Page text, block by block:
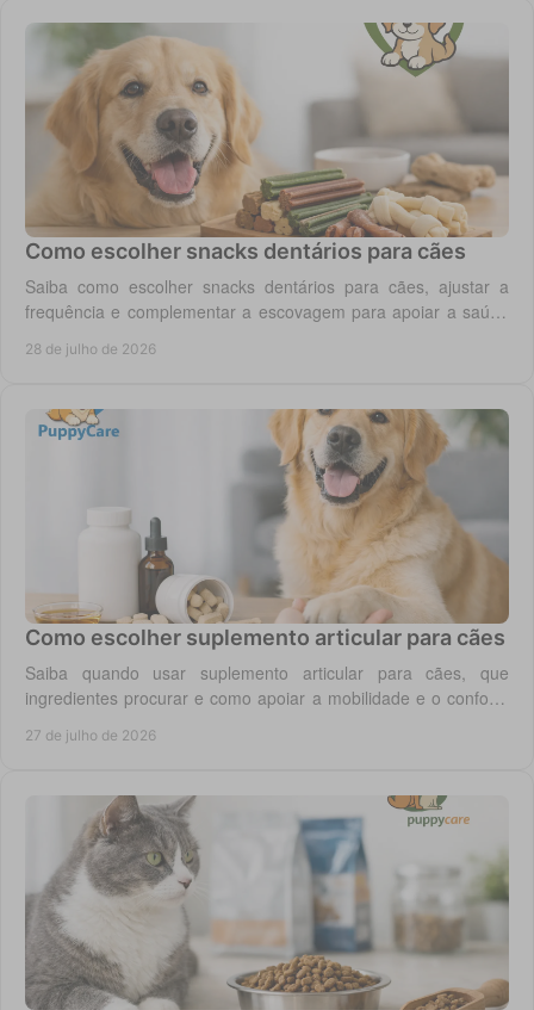
Como escolher snacks dentários para cães
Saiba como escolher snacks dentários para cães, ajustar a
frequência e complementar a escovagem para apoiar a saúde
28 de julho de 2026
Como escolher suplemento articular para cães
Saiba quando usar suplemento articular para cães, que
ingredientes procurar e como apoiar a mobilidade e o conforto
27 de julho de 2026